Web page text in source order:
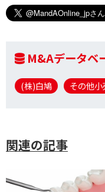
M&Aデータベ
(株)白鳩 その他小
関連の記事